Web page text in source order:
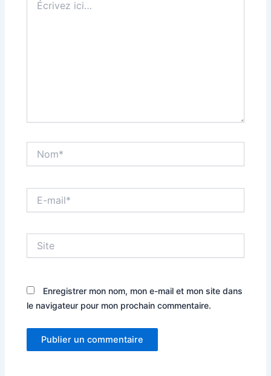
ici…
mail*
Enregistrer mon nom, mon e-mail et mon site dans
le navigateur pour mon prochain commentaire.